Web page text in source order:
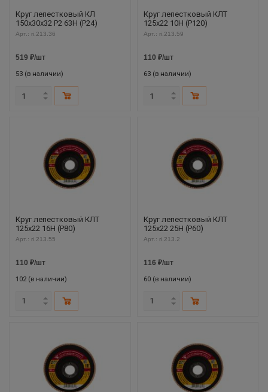
Круг лепестковый КЛ
150х30х32 Р2 63Н (Р24)
Арт.: ri.213.36
519 ₽/шт
53 (в наличии)
Круг лепестковый КЛТ
125х22 10Н (P120)
Арт.: ri.213.59
110 ₽/шт
63 (в наличии)
Круг лепестковый КЛТ
125х22 16Н (P80)
Арт.: ri.213.55
110 ₽/шт
102 (в наличии)
Круг лепестковый КЛТ
125х22 25Н (P60)
Арт.: ri.213.2
116 ₽/шт
60 (в наличии)